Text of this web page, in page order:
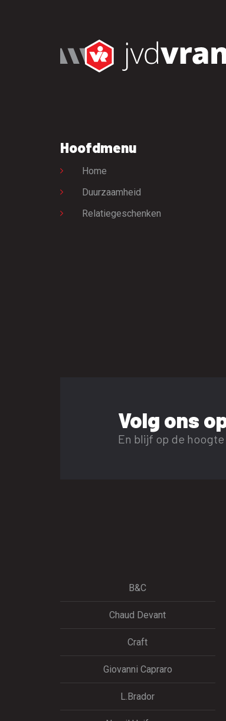
Hoofdmenu
Home
Duurzaamheid
Relatiegeschenken
Volg ons
En blijf op de
B&C
Chaud Devant
Craft
Giovanni Capraro
L.Brador